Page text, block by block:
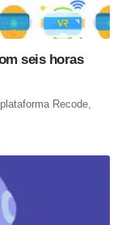
seis horas
Recode,